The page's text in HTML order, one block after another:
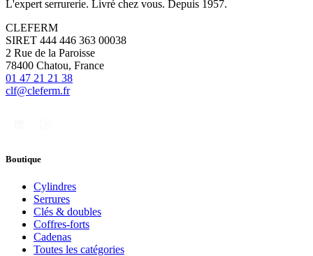
L'expert serrurerie. Livré chez vous. Depuis 1957.
CLEFERM
SIRET 444 446 363 00038
2 Rue de la Paroisse
78400 Chatou, France
01 47 21 21 38
clf@cleferm.fr
Boutique
Cylindres
Serrures
Clés & doubles
Coffres-forts
Cadenas
Toutes les catégories